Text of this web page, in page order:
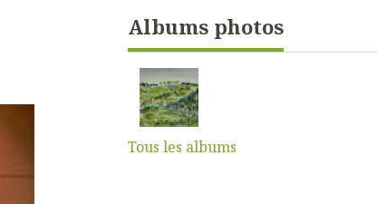
Albums photos
Tous les albums